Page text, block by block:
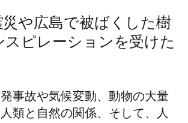
や広島で被ばくした樹
スピレーションを受けた
事故や気候変動、動物の大量
人類と自然の関係、そして、人